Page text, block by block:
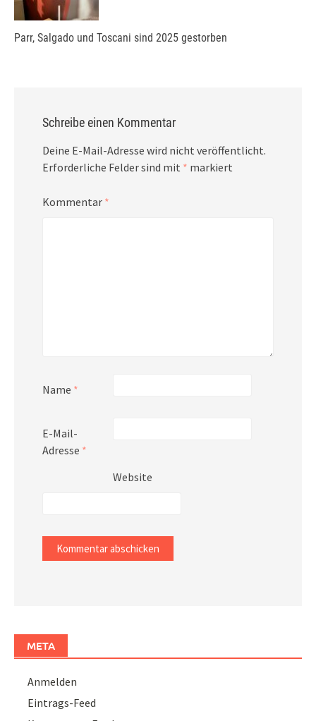
Parr, Salgado und Toscani sind 2025 gestorben
Schreibe einen Kommentar
Deine E-Mail-Adresse wird nicht veröffentlicht.
Erforderliche Felder sind mit * markiert
Kommentar *
Name *
E-Mail-
Adresse *
Website
META
Anmelden
Eintrags-Feed